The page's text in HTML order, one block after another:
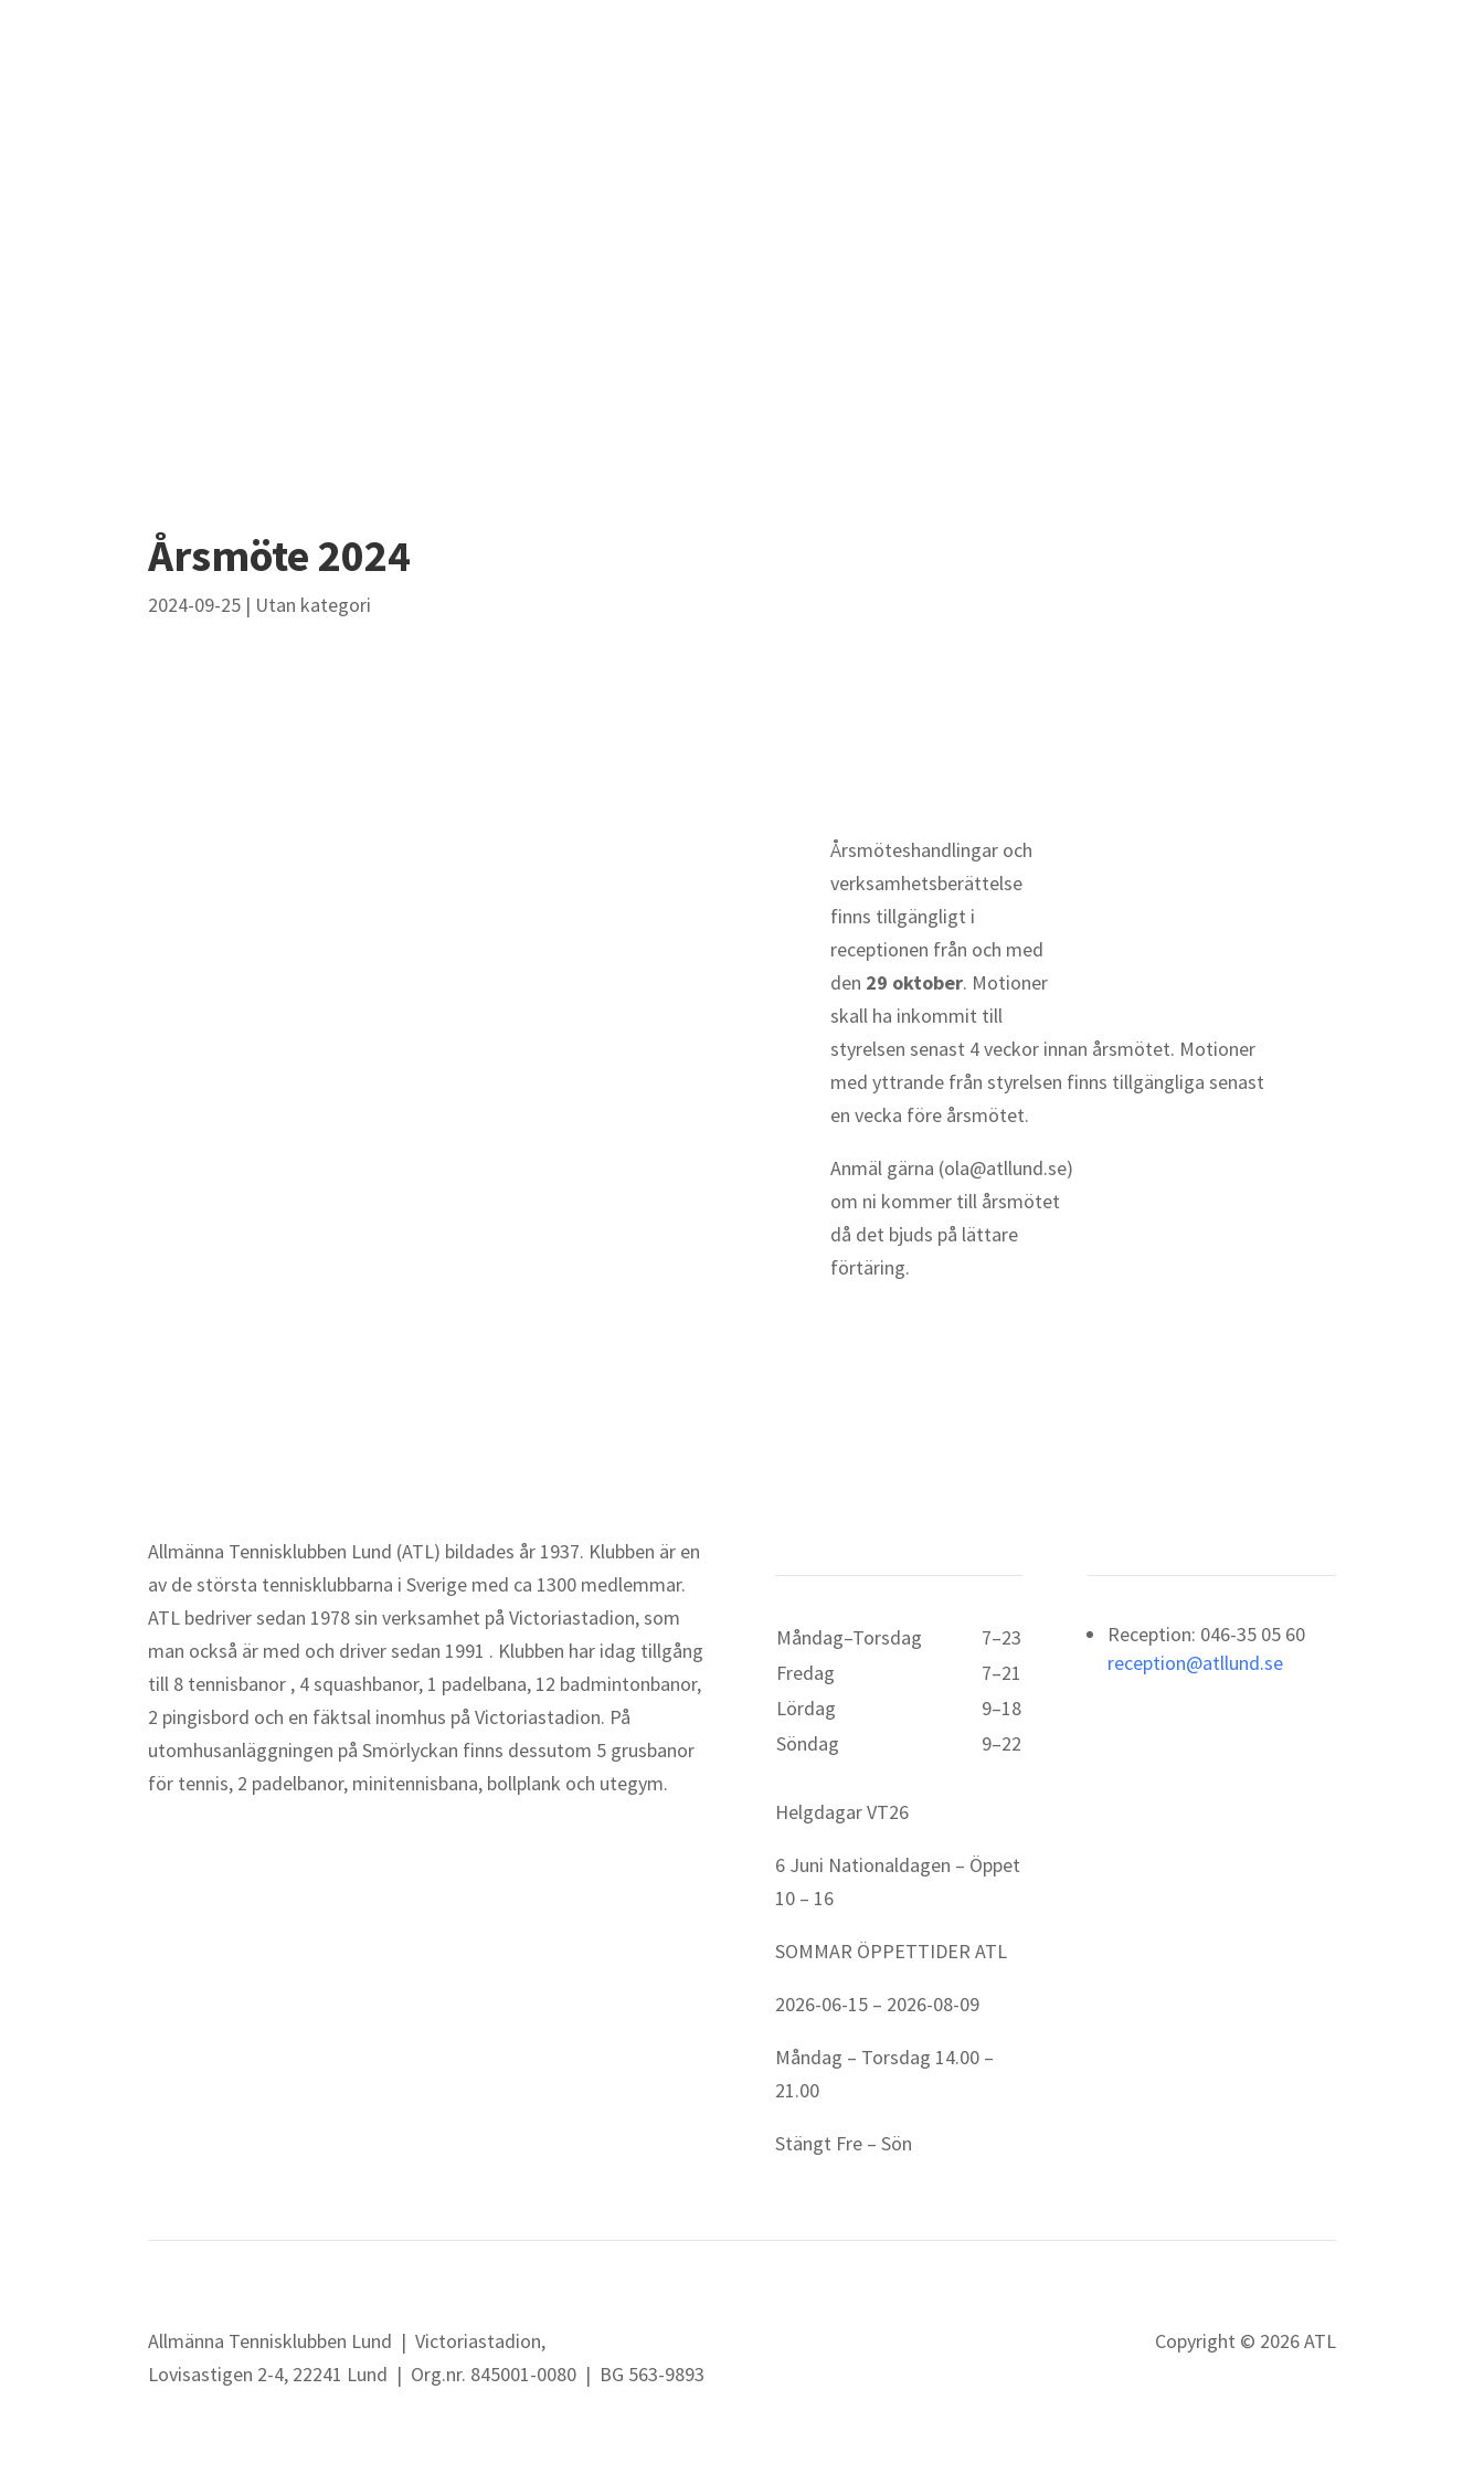
Årsmöte 2024
2024-09-25 | Utan kategori
Årsmöteshandlingar och
verksamhetsberättelse
finns tillgängligt i
receptionen från och med
den 29 oktober. Motioner
skall ha inkommit till
styrelsen senast 4 veckor innan årsmötet. Motioner
med yttrande från styrelsen finns tillgängliga senast
en vecka före årsmötet.
Anmäl gärna (ola@atllund.se)
om ni kommer till årsmötet
då det bjuds på lättare
förtäring.
Allmänna Tennisklubben Lund (ATL) bildades år 1937. Klubben är en
av de största tennisklubbarna i Sverige med ca 1300 medlemmar.
ATL bedriver sedan 1978 sin verksamhet på Victoriastadion, som
man också är med och driver sedan 1991 . Klubben har idag tillgång
till 8 tennisbanor , 4 squashbanor, 1 padelbana, 12 badmintonbanor,
2 pingisbord och en fäktsal inomhus på Victoriastadion. På
utomhusanläggningen på Smörlyckan finns dessutom 5 grusbanor
för tennis, 2 padelbanor, minitennisbana, bollplank och utegym.
Måndag–Torsdag
7–23
Fredag
7–21
Lördag
9–18
Söndag
9–22
Helgdagar VT26
6 Juni Nationaldagen – Öppet
10 – 16
SOMMAR ÖPPETTIDER ATL
2026-06-15 – 2026-08-09
Måndag – Torsdag 14.00 –
21.00
Stängt Fre – Sön
Reception: 046-35 05 60
reception@atllund.se
Allmänna Tennisklubben Lund |Victoriastadion,
Lovisastigen 2-4, 22241 Lund | Org.nr. 845001-0080 | BG 563-9893
Copyright © 2026 ATL